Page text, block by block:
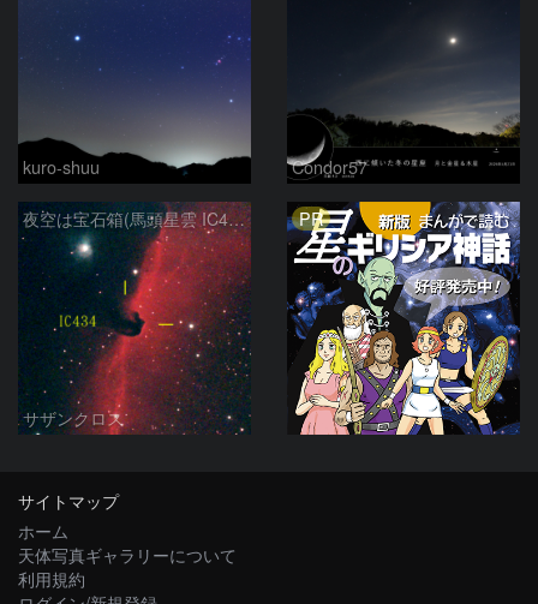
kuro-shuu Condor57
夜空は宝石箱(馬頭星雲 IC434) Seestar50
サザンクロス
PR
サイトマップ
ホーム
天体写真ギャラリーについて
利用規約